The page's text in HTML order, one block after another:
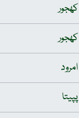
کھجور
کھجور
امرود
پپیتا